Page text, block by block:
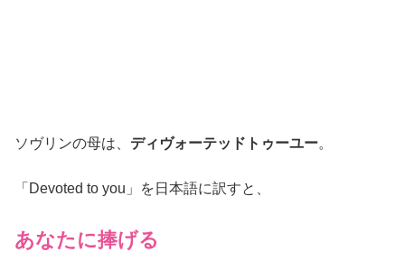
ソヴリンの母は、 ディヴォーテッドトゥーユー。
「Devoted to you」を日本語に訳すと、
あなたに捧げる